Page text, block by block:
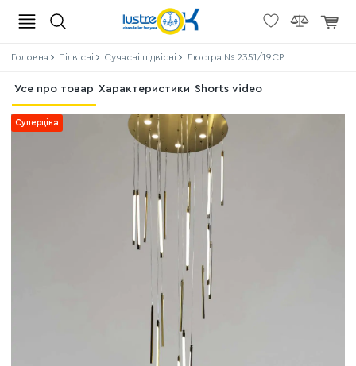
Головна Підвісні Сучасні підвісні Люстра № 2351/19CP
Усе про товар Характеристики Shorts video
Суперціна